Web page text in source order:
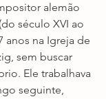
alemão
século XVI ao
anos na Igreja de
sem buscar
Ele trabalhava
seguinte,